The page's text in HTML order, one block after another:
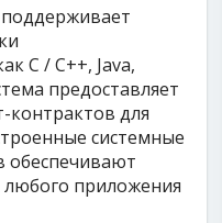
C / C++, Java,
предоставляет
для
системные
обеспечивают
любого приложения